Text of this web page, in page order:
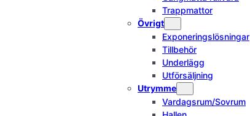
Trappmattor
Övrigt
Exponeringslösningar
Tillbehör
Underlägg
Utförsäljning
Utrymme
Vardagsrum/Sovrum